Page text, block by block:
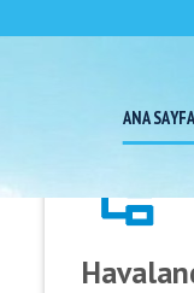
ANA SAYFA